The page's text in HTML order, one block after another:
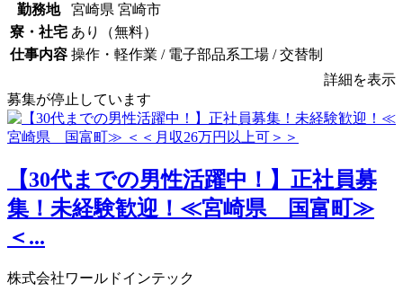
勤務地
宮崎県 宮崎市
寮・社宅 あり（無料）
仕事内容 操作・軽作業 / 電子部品系工場 / 交替制
詳細を表示
募集が停止しています
【30代までの男性活躍中！】正社員募
集！未経験歓迎！≪宮崎県 国富町≫
＜...
株式会社ワールドインテック